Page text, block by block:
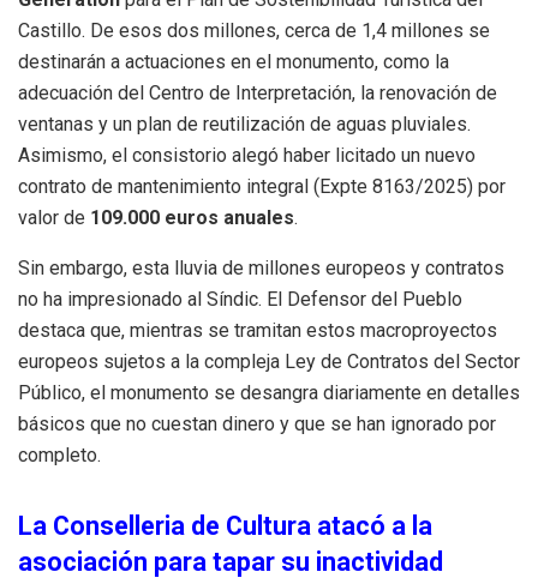
Castillo. De esos dos millones, cerca de 1,4 millones se
destinarán a actuaciones en el monumento, como la
adecuación del Centro de Interpretación, la renovación de
ventanas y un plan de reutilización de aguas pluviales.
Asimismo, el consistorio alegó haber licitado un nuevo
contrato de mantenimiento integral (Expte 8163/2025) por
valor de 109.000 euros anuales.
Sin embargo, esta lluvia de millones europeos y contratos
no ha impresionado al Síndic. El Defensor del Pueblo
destaca que, mientras se tramitan estos macroproyectos
europeos sujetos a la compleja Ley de Contratos del Sector
Público, el monumento se desangra diariamente en detalles
básicos que no cuestan dinero y que se han ignorado por
completo.
La Conselleria de Cultura atacó a la
asociación para tapar su inactividad